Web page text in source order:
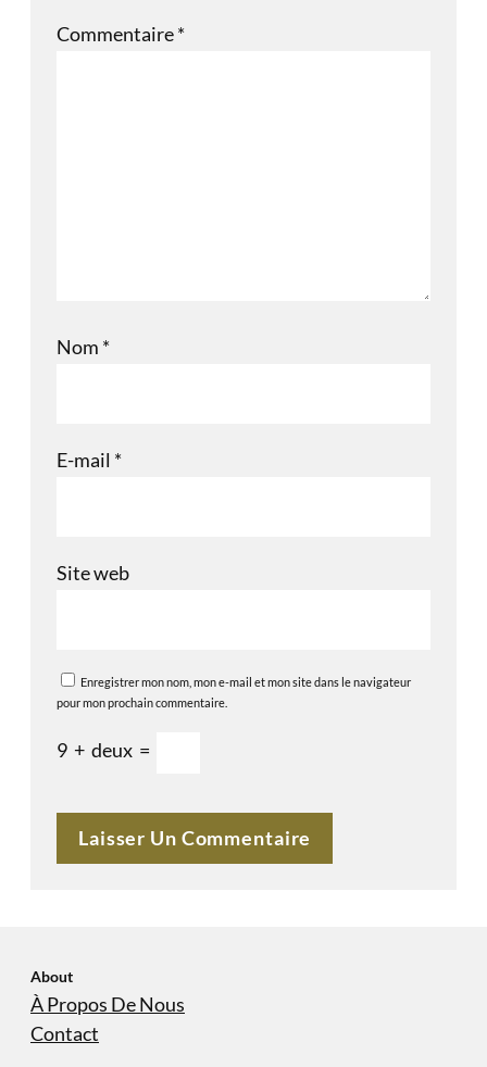
Commentaire*
Nom *
E-mail *
Site web
Enregistrer mon nom, mon e-mail et mon site dans le navigateur
pour mon prochain commentaire.
9 + deux =
About
À Propos De Nous
Contact